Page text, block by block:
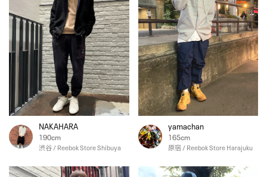
NAKAHARA
190cm
渋谷 / Reebok Store Shibuya
yamachan
165cm
原宿 / Reebok Store Harajuku